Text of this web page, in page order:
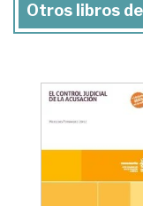
Otros libros